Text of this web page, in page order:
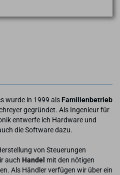
wurde in 1999 als Familienbetrieb
gegründet. Als Ingenieur für
entwerfe ich Hardware und
die Software dazu.
von Steuerungen
auch Handel mit den nötigen
Als Händler verfügen wir über ein